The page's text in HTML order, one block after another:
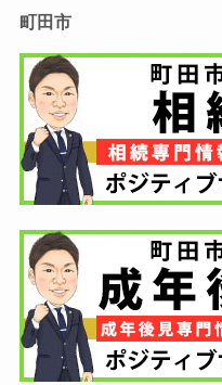
町田市